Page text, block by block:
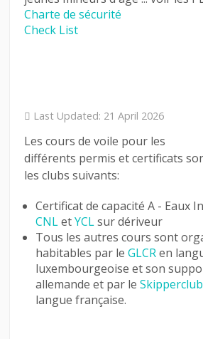
Charte de sécurité
Check List
Last Updated: 21 April 2026
Les cours de voile pour les
différents permis et certificats
les clubs suivants:
Certificat de capacité A - Eaux
CNLetYCLsur dériveur
Tous les autres cours sont
habitables par le GLCRen
luxembourgeoise et son
allemande et par le
langue française.